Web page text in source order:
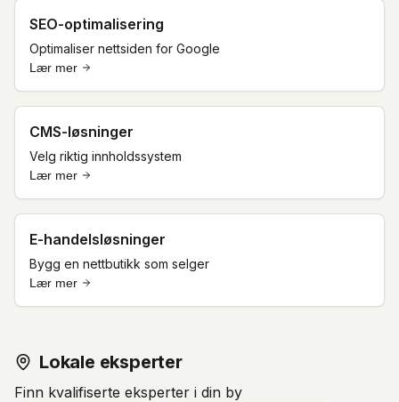
SEO-optimalisering
Optimaliser nettsiden for Google
Lær mer
CMS-løsninger
Velg riktig innholdssystem
Lær mer
E-handelsløsninger
Bygg en nettbutikk som selger
Lær mer
Lokale eksperter
Finn kvalifiserte eksperter i din by